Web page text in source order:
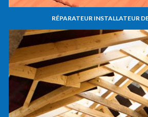
RÉPARATEUR INSTALLATEUR